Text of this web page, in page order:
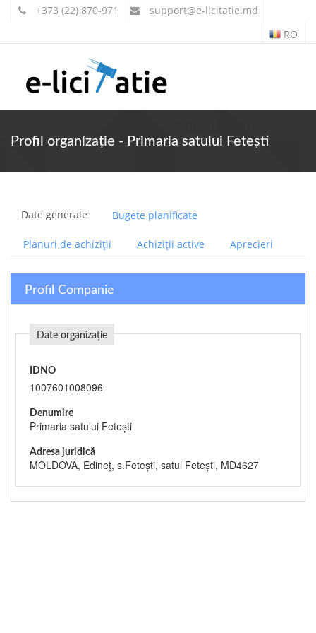
+373 (22) 870-971 support@e-licitatie.md
RO
Profil organizație - Primaria satului Fetești
Date generale Bugete planificate
Planuri de achiziții Achiziții active Aprecieri
Profil Companie
Date organizație
IDNO
1007601008096
Denumire
Primaria satului Fetești
Adresa juridică
MOLDOVA, Edineț, s.Feteşti, satul Fetești, MD4627